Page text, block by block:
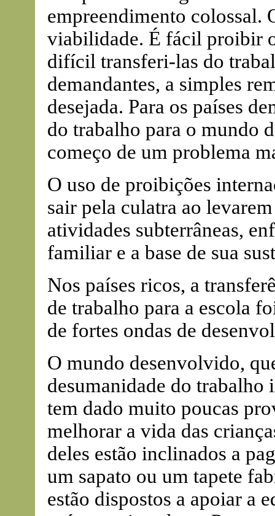
empreendimento colossal.
viabilidade. É fácil proibir
difícil transferi-las do
demandantes, a simples
desejada. Para os países
do trabalho para o mundo
começo de um problema
O uso de proibições
sair pela culatra ao
atividades subterrâneas,
familiar e a base de sua
Nos países ricos, a
de trabalho para a escola
de fortes ondas de
O mundo desenvolvido,
desumanidade do trabalho
tem dado muito poucas
melhorar a vida das
deles estão inclinados a
um sapato ou um tapete
estão dispostos a apoiar a